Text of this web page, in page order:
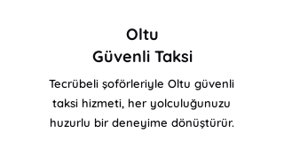
Oltu
Güvenli Taksi
Tecrübeli şoförleriyle Oltu güvenli
taksi hizmeti, her yolculuğunuzu
huzurlu bir deneyime dönüştürür.